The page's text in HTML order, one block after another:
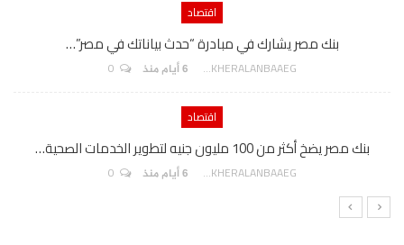
اقتصاد
بنك مصر يشارك في مبادرة “حدث بياناتك في مصر”…
AKHERALANBAAEG 6 أيام منذ
اقتصاد
بنك مصر يضخ أكثر من 100 مليون جنيه لتطوير الخدمات الصحية…
AKHERALANBAAEG 6 أيام منذ